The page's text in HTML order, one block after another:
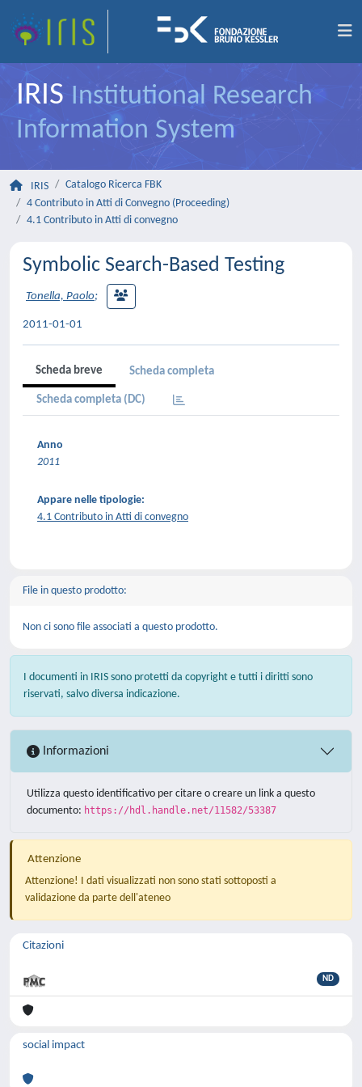
IRIS Institutional Research
Information System
IRIS
Catalogo Ricerca FBK
4 Contributo in Atti di Convegno (Proceeding)
4.1 Contributo in Atti di convegno
Symbolic Search-Based Testing
Tonella, Paolo;
2011-01-01
Scheda breve Scheda completa
Scheda completa (DC)
Anno
2011
Appare nelle tipologie:
4.1 Contributo in Atti di convegno
File in questo prodotto:
Non ci sono file associati a questo prodotto.
I documenti in IRIS sono protetti da copyright e tutti i diritti sono
riservati, salvo diversa indicazione.
Informazioni
Utilizza questo identificativo per citare o creare un link a questo
documento: https://hdl.handle.net/11582/53387
Attenzione
Attenzione! I dati visualizzati non sono stati sottoposti a
validazione da parte dell'ateneo
Citazioni
ND
social impact